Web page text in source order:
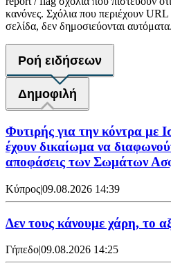
κανόνες. Σχόλια που περιέχουν
σελίδα, δεν δημοσιεύονται αυτόματα.
Ροή ειδήσεων
Δημοφιλή
Φυτιρής για την κόντρα με
έχουν δικαίωμα να
αποφάσεις των Σωμάτων
Κύπρος|09.08.2026 14:39
Δεν τους κάνουμε χάρη, το
Γήπεδο|09.08.2026 14:25